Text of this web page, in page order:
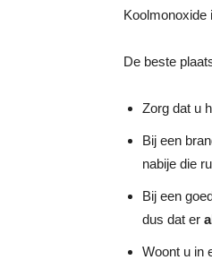
Koolmonoxide
De beste
Zorg dat u
Bij een
nabije die
Bij een
dus dat er
Woont u in